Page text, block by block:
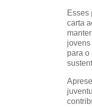
Esses
carta
para o